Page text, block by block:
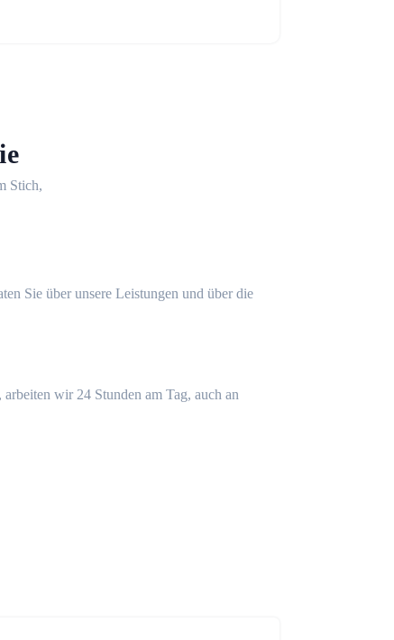
Stich,
Sie über unsere Leistungen und über die
wir 24 Stunden am Tag, auch an